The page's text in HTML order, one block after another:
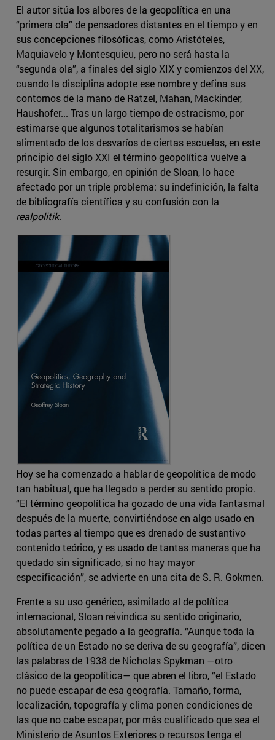
El autor sitúa los albores de la geopolítica en una
“primera ola” de pensadores distantes en el tiempo y en
sus concepciones filosóficas, como Aristóteles,
Maquiavelo y Montesquieu, pero no será hasta la
“segunda ola”, a finales del siglo XIX y comienzos del XX,
cuando la disciplina adopte ese nombre y defina sus
contornos de la mano de Ratzel, Mahan, Mackinder,
Haushofer... Tras un largo tiempo de ostracismo, por
estimarse que algunos totalitarismos se habían
alimentado de los desvaríos de ciertas escuelas, en este
principio del siglo XXI el término geopolítica vuelve a
resurgir. Sin embargo, en opinión de Sloan, lo hace
afectado por un triple problema: su indefinición, la falta
de bibliografía científica y su confusión con la
realpolitik.
Hoy se ha comenzado a hablar de geopolítica de modo
tan habitual, que ha llegado a perder su sentido propio.
“El término geopolítica ha gozado de una vida fantasmal
después de la muerte, convirtiéndose en algo usado en
todas partes al tiempo que es drenado de sustantivo
contenido teórico, y es usado de tantas maneras que ha
quedado sin significado, si no hay mayor
especificación”, se advierte en una cita de S. R. Gokmen.
Frente a su uso genérico, asimilado al de política
internacional, Sloan reivindica su sentido originario,
absolutamente pegado a la geografía. “Aunque toda la
política de un Estado no se deriva de su geografía”, dicen
las palabras de 1938 de Nicholas Spykman —otro
clásico de la geopolítica— que abren el libro, “el Estado
no puede escapar de esa geografía. Tamaño, forma,
localización, topografía y clima ponen condiciones de
las que no cabe escapar, por más cualificado que sea el
Ministerio de Asuntos Exteriores o recursos tenga el